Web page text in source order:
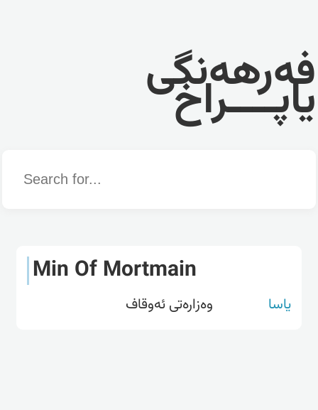
فەرهەنگی
یاپــــراخ
Word
Min Of Mortmain
یاسا وەزارەتی ئەوقاف